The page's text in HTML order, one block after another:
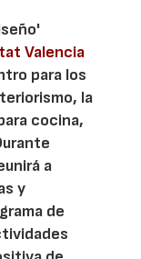
Valencia
para los
la
cocina,
a
y
de